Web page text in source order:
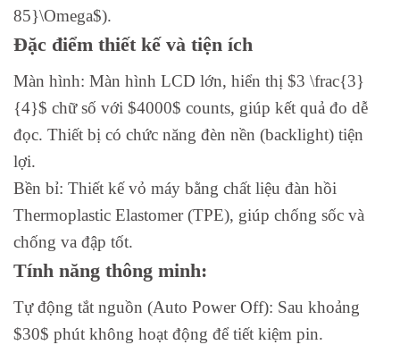
85}\Omega$).
Đặc điểm thiết kế và tiện ích
Màn hình: Màn hình LCD lớn, hiển thị $3 \frac{3}
{4}$ chữ số với $4000$ counts, giúp kết quả đo dễ
đọc. Thiết bị có chức năng đèn nền (backlight) tiện
lợi.
Bền bỉ: Thiết kế vỏ máy bằng chất liệu đàn hồi
Thermoplastic Elastomer (TPE), giúp chống sốc và
chống va đập tốt.
Tính năng thông minh:
Tự động tắt nguồn (Auto Power Off): Sau khoảng
$30$ phút không hoạt động để tiết kiệm pin.